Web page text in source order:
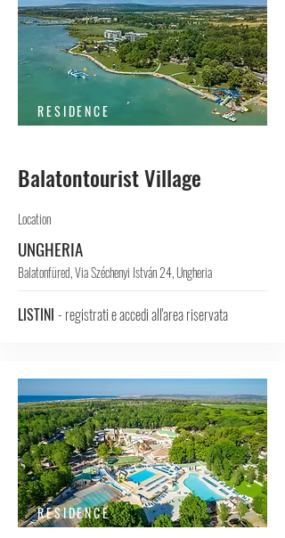
RESIDENCE
Balatontourist Village
Location
UNGHERIA
Balatonfüred, Via Széchenyi István 24, Ungheria
LISTINI - registrati e accedi all'area riservata
RESIDENCE